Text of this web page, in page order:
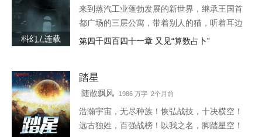
科幻 / 连载
来到蒸汽工业蓬勃发展的新世界，继承王国首
都广场的三层公寓，带着别人的猫，听着耳边
的呢喃之语，去见证这个诡秘而离奇的时代。
第四千四百四十一章 又见“算数占卜”
踏星
随散飘风 1986 万字 2个月前
浩瀚宇宙，无尽种族！恢弘战技，十决横空！
远古独姓，百强战榜！以我之名，脚踏星空！